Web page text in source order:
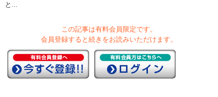
と...
この記事は有料会員限定です。
会員登録すると続きをお読みいただけます。